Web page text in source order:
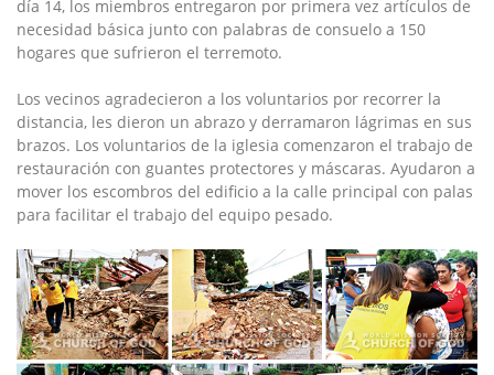
día 14, los miembros entregaron por primera vez artículos de
necesidad básica junto con palabras de consuelo a 150
hogares que sufrieron el terremoto.
Los vecinos agradecieron a los voluntarios por recorrer la
distancia, les dieron un abrazo y derramaron lágrimas en sus
brazos. Los voluntarios de la iglesia comenzaron el trabajo de
restauración con guantes protectores y máscaras. Ayudaron a
mover los escombros del edificio a la calle principal con palas
para facilitar el trabajo del equipo pesado.